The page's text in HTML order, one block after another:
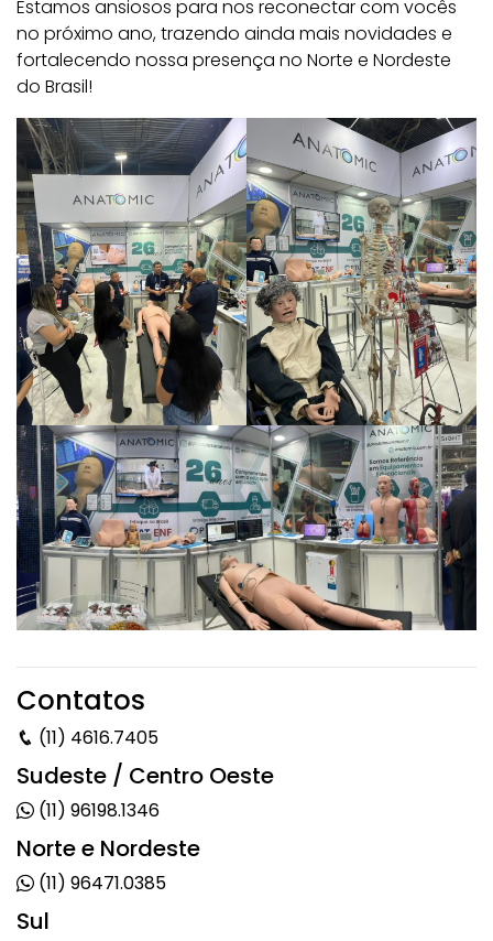
Estamos ansiosos para nos reconectar com vocês
no próximo ano, trazendo ainda mais novidades e
fortalecendo nossa presença no Norte e Nordeste
do Brasil!
Contatos
(11) 4616.7405
Sudeste / Centro Oeste
(11) 96198.1346
Norte e Nordeste
(11) 96471.0385
Sul